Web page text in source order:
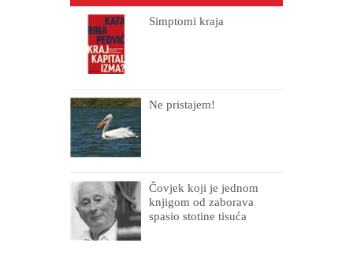
Simptomi kraja
Ne pristajem!
Čovjek koji je jednom
knjigom od zaborava
spasio stotine tisuća